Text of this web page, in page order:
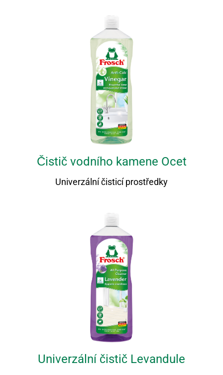
Čistič vodního kamene Ocet
Univerzální čisticí prostředky
Univerzální čistič Levandule